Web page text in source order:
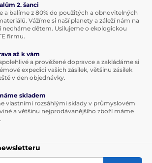
2. šanci
a balíme z 80% do použitých a obnovitelných
Vážíme si naší planety a záleží nám na
necháme dětem. Usilujeme o ekologickou
firmu.
až k vám
a prověžené dopravce a zakládáme si
expedici vašich zásilek, většinu zásilek
v den objednávky.
skladem
vlastními rozsáhlými sklady v průmyslovém
a většinu nejprodávanějšího zboží máme